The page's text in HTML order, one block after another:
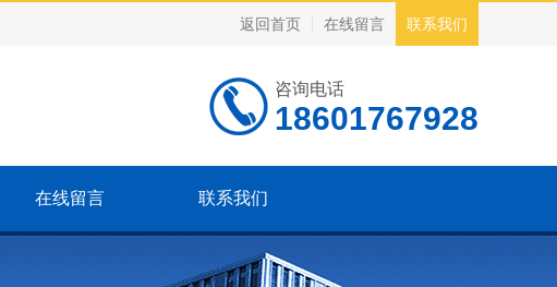
返回首页 在线留言 联系我们
咨询电话
18601767928
在线留言 联系我们